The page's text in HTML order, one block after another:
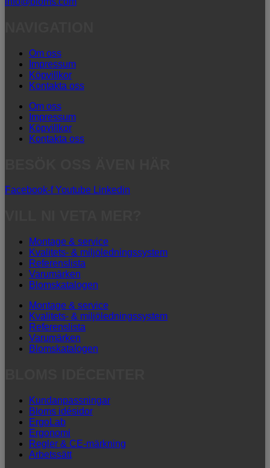
Om oss
Impressum
Köpvillkor
Kontakta oss
Om oss
Impressum
Köpvillkor
Kontakta oss
Facebook-f Youtube Linkedin
Montage & service
Kvalitets- & miljöledningssystem
Referenslista
Varumärken
Blomskatalogen
Montage & service
Kvalitets- & miljöledningssystem
Referenslista
Varumärken
Blomskatalogen
Kundanpassningar
Bloms idésidor
ErgoLab
Ergonomi
Regler & CE-märkning
Arbetssätt